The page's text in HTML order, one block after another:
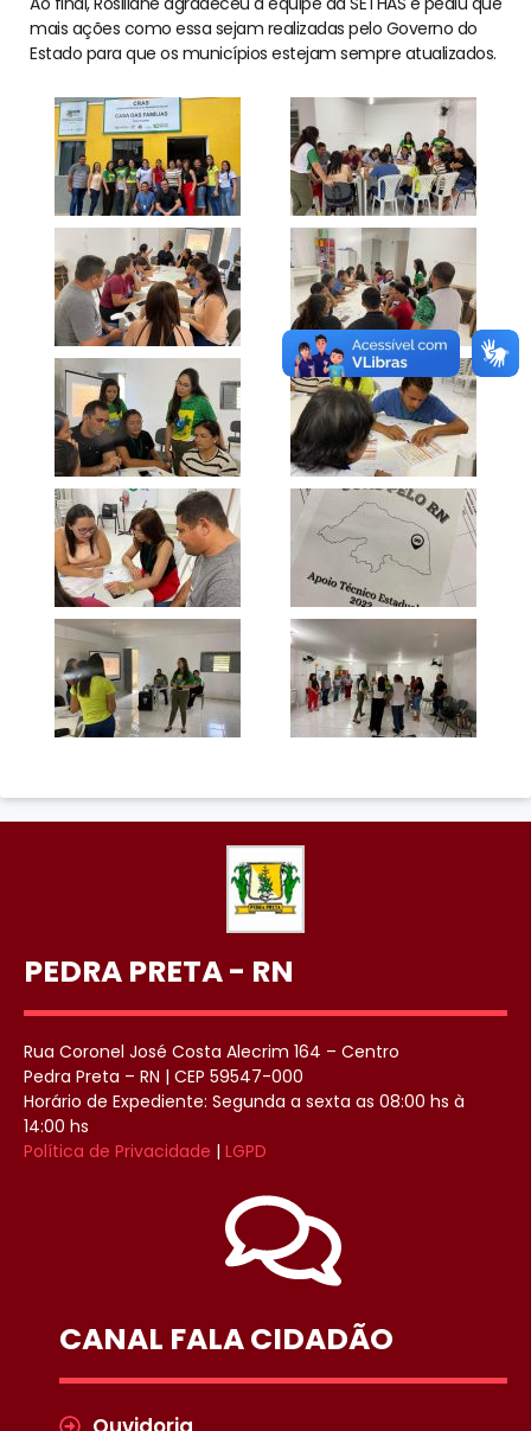
mais ações como essa sejam realizadas pelo Governo do
Estado para que os municípios estejam sempre atualizados.
PEDRA PRETA - RN
Rua Coronel José Costa Alecrim 164 – Centro
Pedra Preta – RN | CEP 59547-000
Horário de Expediente: Segunda a sexta as 08:00 hs à
14:00 hs
Política de Privacidade | LGPD
CANAL FALA CIDADÃO